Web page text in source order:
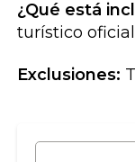
¿Qué está
turístico oficial
Exclusiones: